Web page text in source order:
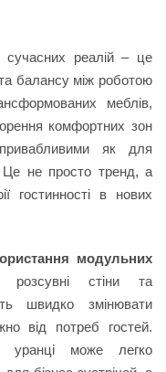
сучасних реалій – це
балансу між роботою
меблів,
комфортних зон
як для
Це не просто тренд, а
гостинності в нових
модульних
розсувні стіни та
швидко змінювати
від потреб гостей.
уранці може легко